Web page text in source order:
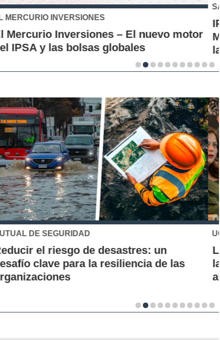
SANTO TOMÁS
IP-CFT Santo Tomás y Red de Hubs
Municipales firman alianza para impulsar
la innovación en los territorios
UC
Los 70 años de la Carrera de Química de
la UC: Conoce su historia, hitos y aporte
al desarrollo científico del país